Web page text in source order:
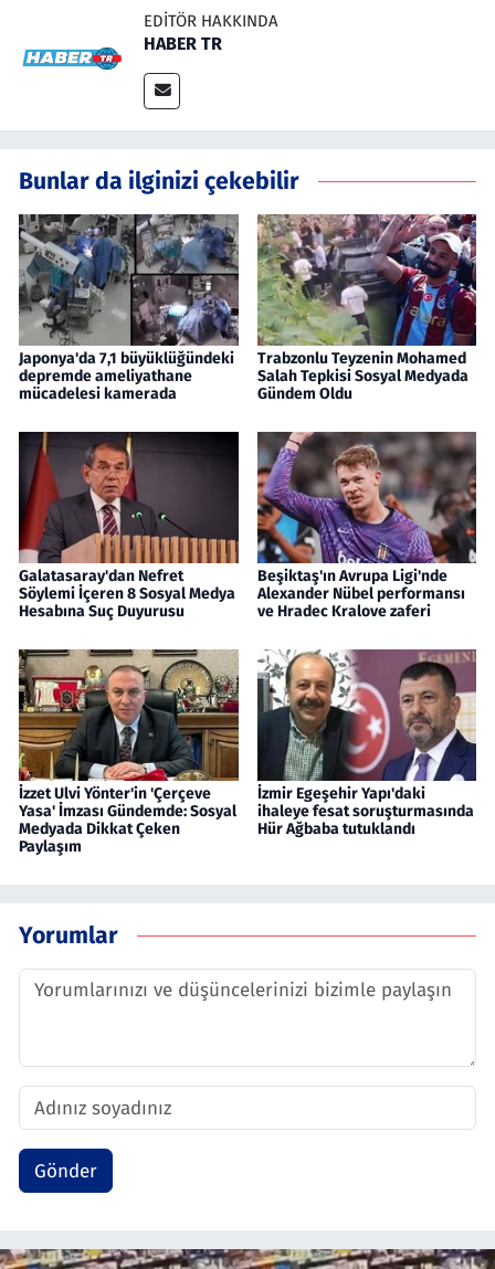
EDITÖR HAKKINDA
HABER TR
Bunlar da ilginizi çekebilir
Japonya'da 7,1 büyüklüğündeki
depremde ameliyathane
mücadelesi kamerada
Trabzonlu Teyzenin Mohamed
Salah Tepkisi Sosyal Medyada
Gündem Oldu
Galatasaray'dan Nefret
Söylemi İçeren 8 Sosyal Medya
Hesabına Suç Duyurusu
Beşiktaş'ın Avrupa Ligi'nde
Alexander Nübel performansı
ve Hradec Kralove zaferi
İzzet Ulvi Yönter'in 'Çerçeve
Yasa' İmzası Gündemde: Sosyal
Medyada Dikkat Çeken
Paylaşım
İzmir Egeşehir Yapı'daki
ihaleye fesat soruşturmasında
Hür Ağbaba tutuklandı
Yorumlar
Gönder